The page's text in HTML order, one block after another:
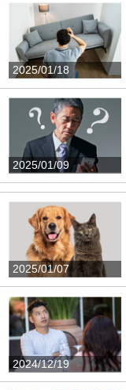
2025/01/18
2025/01/09
2025/01/07
2024/12/19